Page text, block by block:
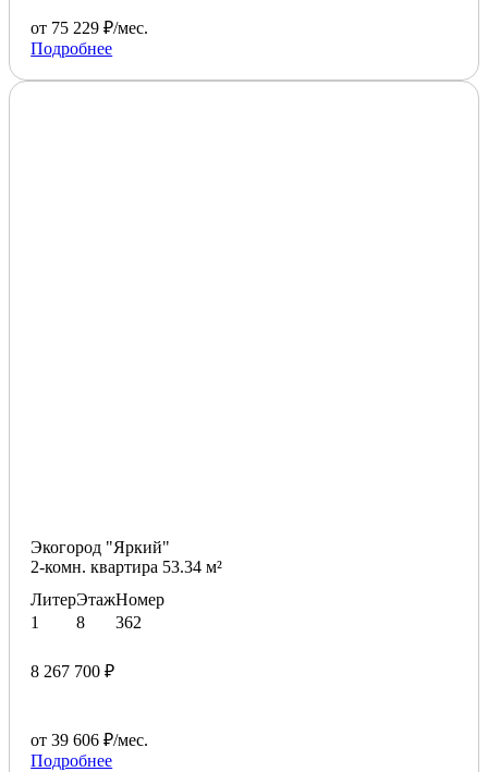
от 75 229 ₽/мес.
Подробнее
Экогород "Яркий"
2-комн. квартира 53.34 м²
Литер
1
Этаж
8
Номер
362
8 267 700 ₽
от 39 606 ₽/мес.
Подробнее